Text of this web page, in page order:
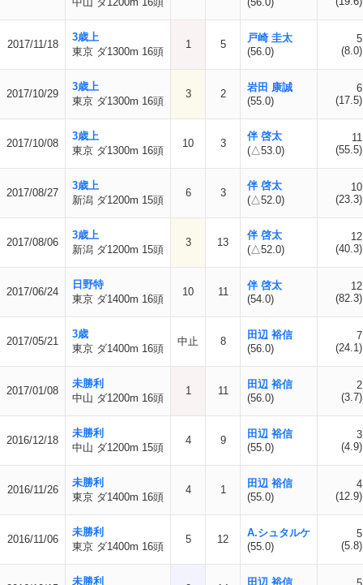
2017/11/18
3歳上
東京 ダ1300m 16頭
1 5
戸崎 圭太
(56.0)
5
(8.0)
2017/10/29
3歳上
東京 ダ1300m 16頭
3 2
岩田 康誠
(55.0)
6
(17.5)
2017/10/08
3歳上
東京 ダ1300m 16頭
10 3
伴 啓太
(△53.0)
11
(55.5)
2017/08/27
3歳上
新潟 ダ1200m 15頭
6 3
伴 啓太
(△52.0)
10
(23.3)
2017/08/06
3歳上
新潟 ダ1200m 15頭
3 13
伴 啓太
(△52.0)
12
(40.3)
2017/06/24
日野特
東京 ダ1400m 16頭
10 11
伴 啓太
(54.0)
12
(82.3)
2017/05/21
3歳
東京 ダ1400m 16頭
中止 8
田辺 裕信
(56.0)
7
(24.1)
2017/01/08
未勝利
中山 ダ1200m 16頭
1 11
田辺 裕信
(56.0)
2
(3.7)
2016/12/18
未勝利
中山 ダ1200m 15頭
4 9
田辺 裕信
(55.0)
3
(4.9)
2016/11/26
未勝利
東京 ダ1400m 16頭
4 1
田辺 裕信
(55.0)
4
(12.9)
2016/11/06
未勝利
東京 ダ1400m 16頭
5 12
A.シュタルケ
(55.0)
5
(5.8)
未勝利
田辺 裕信